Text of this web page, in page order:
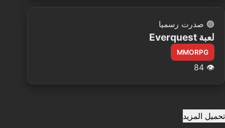
🟢 صدرت رسميا
لعبة Everquest
MMORPG
👁️
84
تحميل المزيد